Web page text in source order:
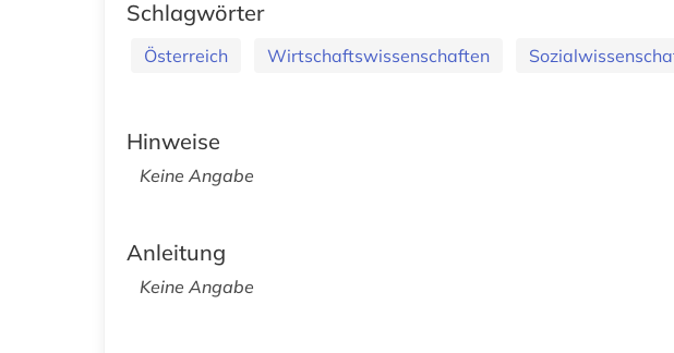
Schlagwörter
Österreich Wirtschaftswissenschaften
Hinweise
Keine Angabe
Anleitung
Keine Angabe